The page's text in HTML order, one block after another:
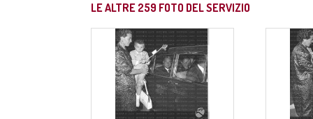
LE ALTRE 259 FOTO DEL SERVIZIO